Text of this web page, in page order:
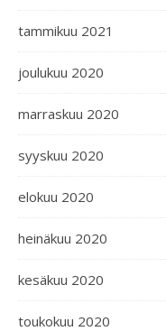
tammikuu 2021
joulukuu 2020
marraskuu 2020
syyskuu 2020
elokuu 2020
heinäkuu 2020
kesäkuu 2020
toukokuu 2020